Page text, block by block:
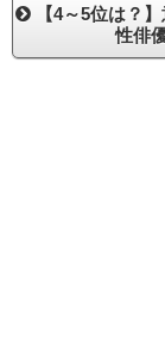
【4～5位は？
性俳